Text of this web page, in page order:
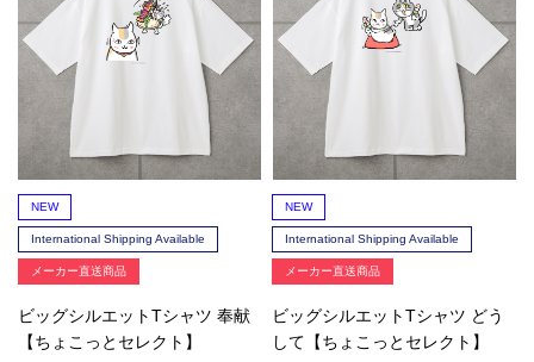
NEW
International Shipping Available
メーカー直送商品
ビッグシルエットTシャツ 奉献
【ちょこっとセレクト】
NEW
International Shipping Available
メーカー直送商品
ビッグシルエットTシャツ どう
して【ちょこっとセレクト】